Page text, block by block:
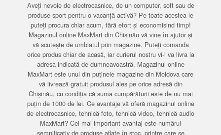
Aveți nevoie de electrocasnice, de un computer, soft sau de
produse sport pentru o vacanță activă? Pe toate acestea le
puteți procura chiar acum, fără efort și economisind timp!
Magazinul online MaxMart din Chișinău vă vine în ajutor și
vă scutește de umblatul prin magazine. Puteți comanda
orice produs chiar de acasă, iar curierul nostru vi-l va livra la
adresa indicată de dumneavoastră. Magazinul online
MaxMart este unul din puținele magazine din Moldova care
vă livrează gratuit produsul ales pe orice adresă din
Chișinău, cu condiția că suma cumpărăturii este de nu mai
puțin de 1000 de lei. Ce avantaje vă oferă magazinul online
de electrocasnice, tehnică foto, tehnică video, tehnică audio
MaxMart? Cel mai important avantaj este numărul
semnificativ de produse aflate în stoc, printre care se